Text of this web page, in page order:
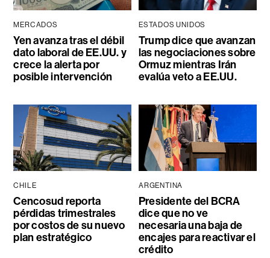
MERCADOS
Yen avanza tras el débil
dato laboral de EE.UU. y
crece la alerta por
posible intervención
ESTADOS UNIDOS
Trump dice que avanzan
las negociaciones sobre
Ormuz mientras Irán
evalúa veto a EE.UU.
CHILE
Cencosud reporta
pérdidas trimestrales
por costos de su nuevo
plan estratégico
ARGENTINA
Presidente del BCRA
dice que no ve
necesaria una baja de
encajes para reactivar el
crédito